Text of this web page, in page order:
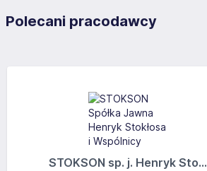
Polecani pracodawcy
STOKSON sp. j. Henryk Sto...